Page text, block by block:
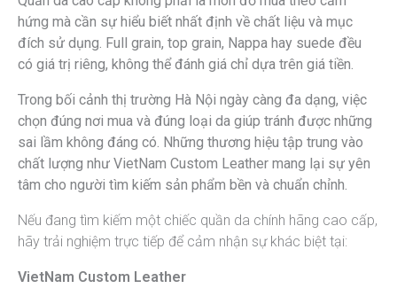
hứng mà cần sự hiểu biết nhất định về chất liệu và mục
đích sử dụng. Full grain, top grain, Nappa hay suede đều
có giá trị riêng, không thể đánh giá chỉ dựa trên giá tiền.
Trong bối cảnh thị trường Hà Nội ngày càng đa dạng, việc
chọn đúng nơi mua và đúng loại da giúp tránh được những
sai lầm không đáng có. Những thương hiệu tập trung vào
chất lượng như VietNam Custom Leather mang lại sự yên
tâm cho người tìm kiếm sản phẩm bền và chuẩn chỉnh.
Nếu đang tìm kiếm một chiếc quần da chính hãng cao cấp,
hãy trải nghiệm trực tiếp để cảm nhận sự khác biệt tại:
VietNam Custom Leather